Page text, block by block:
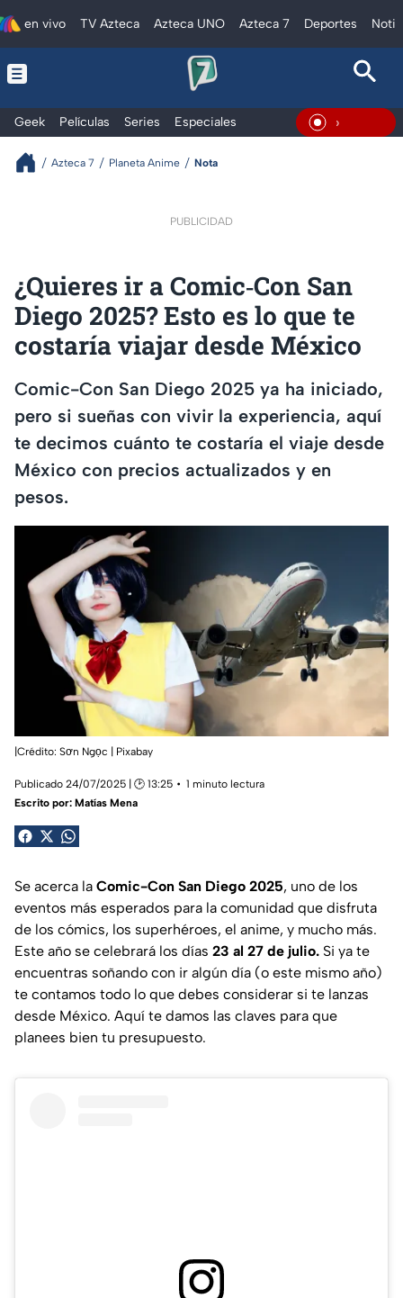
en vivo TV Azteca Azteca UNO Azteca 7 Deportes
Geek Películas Series Especiales En Vivo
Azteca 7 Planeta Anime Nota
PUBLICIDAD
¿Quieres ir a Comic‑Con San
Diego 2025? Esto es lo que te
costaría viajar desde México
Comic-Con San Diego 2025 ya ha iniciado,
pero si sueñas con vivir la experiencia, aquí
te decimos cuánto te costaría el viaje desde
México con precios actualizados y en
pesos.
|Crédito: Sơn Ngọc | Pixabay
Publicado 24/07/2025 | 🕑 13:25
1 minuto lectura
Escrito por: Matías Mena
Se acerca la Comic-Con San Diego 2025, uno de los
eventos más esperados para la comunidad que disfruta
de los cómics, los superhéroes, el anime, y mucho más.
Este año se celebrará los días 23 al 27 de julio. Si ya te
encuentras soñando con ir algún día (o este mismo año)
te contamos todo lo que debes considerar si te lanzas
desde México. Aquí te damos las claves para que
planees bien tu presupuesto.